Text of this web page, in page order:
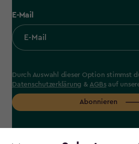
E-Mail
Durch Auswahl dieser Option stimmst
Datenschutzerklärung &AGBsauf
Abonnieren